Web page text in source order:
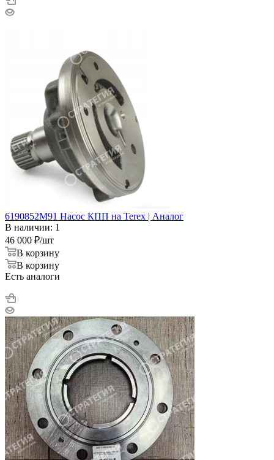
6190852M91 Насос КПП на Terex | Аналог
В наличии: 1
46 000 ₽/шт
В корзину
В корзину
Есть аналоги